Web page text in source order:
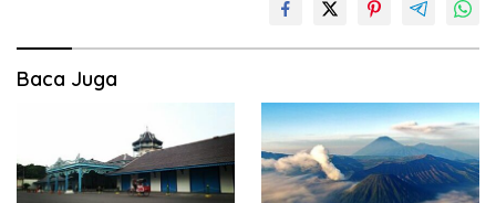
Baca Juga